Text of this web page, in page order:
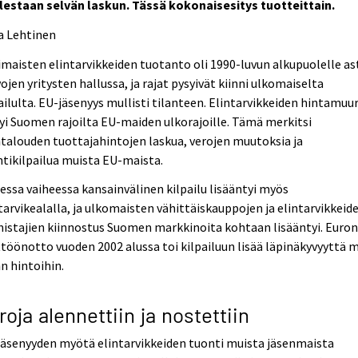
selvän laskun. Tässä kokonaisesitys tuotteittain.
Lehtinen
elintarvikkeiden tuotanto oli 1990-luvun alkupuolelle
yritysten hallussa, ja rajat pysyivät kiinni ulkomaiselta
EU-jäsenyys mullisti tilanteen. Elintarvikkeiden
Suomen rajoilta EU-maiden ulkorajoille. Tämä merkitsi
tuottajahintojen laskua, verojen muutoksia ja
muista EU-maista.
vaiheessa kansainvälinen kilpailu lisääntyi myös
ja ulkomaisten vähittäiskauppojen ja
kiinnostus Suomen markkinoita kohtaan lisääntyi. Euron
vuoden 2002 alussa toi kilpailuun lisää läpinäkyvyyttä
hintoihin.
alennettiin ja nostettiin
myötä elintarvikkeiden tuonti muista jäsenmaista